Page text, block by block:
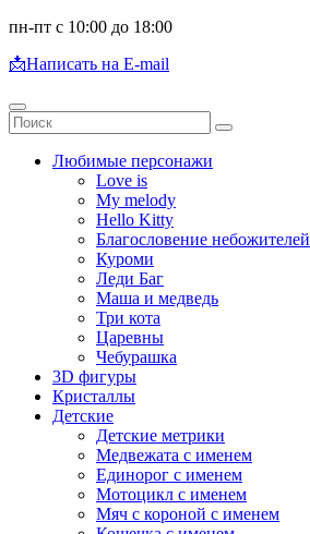
пн-пт с 10:00 до 18:00
📩Написать на E-mail
Любимые персонажи
Love is
My melody
Hello Kitty
Благословение небожителей
Куроми
Леди Баг
Маша и медведь
Три кота
Царевны
Чебурашка
3D фигуры
Кристаллы
Детские
Детские метрики
Медвежата с именем
Единорог с именем
Мотоцикл с именем
Мяч с короной с именем